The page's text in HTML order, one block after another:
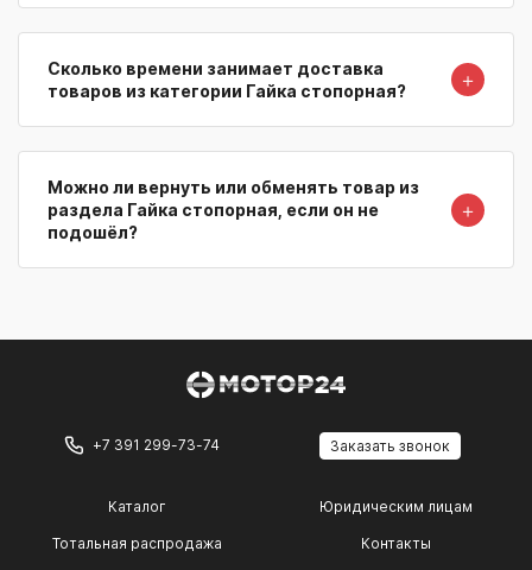
Сколько времени занимает доставка
товаров из категории Гайка стопорная?
＋
Можно ли вернуть или обменять товар из
раздела Гайка стопорная, если он не
подошёл?
＋
+7 391 299-73-74 Заказать звонок
Каталог
Тотальная распродажа
Юридическим лицам
Контакты